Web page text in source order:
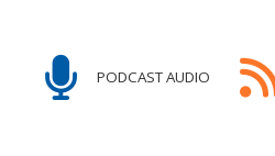
PODCAST AUDIO